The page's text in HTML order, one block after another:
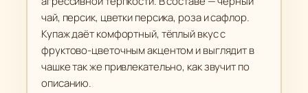
чай, персик, цветки персика, роза и сафлор.
Купаж даёт комфортный, тёплый вкус с
фруктово-цветочным акцентом и выглядит в
чашке так же привлекательно, как звучит по
описанию.